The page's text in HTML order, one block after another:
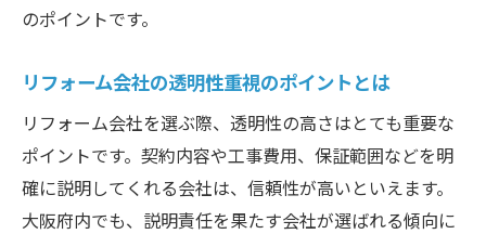
のポイントです。
リフォーム会社の透明性重視のポイントとは
リフォーム会社を選ぶ際、透明性の高さはとても重要な
ポイントです。契約内容や工事費用、保証範囲などを明
確に説明してくれる会社は、信頼性が高いといえます。
大阪府内でも、説明責任を果たす会社が選ばれる傾向に